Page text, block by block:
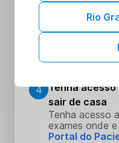
Escolha o dia
encaixe na
Faça seus
escolhida
4 Tenha
sair de casa
Tenha acesso
exames onde
Portal do
Rio